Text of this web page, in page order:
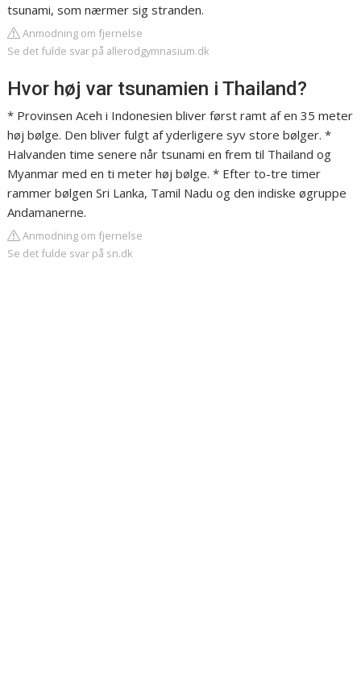
tsunami, som nærmer sig stranden.
Anmodning om fjernelse
Se det fulde svar på allerodgymnasium.dk
Hvor høj var tsunamien i Thailand?
* Provinsen Aceh i Indonesien bliver først ramt af en 35 meter
høj bølge. Den bliver fulgt af yderligere syv store bølger. *
Halvanden time senere når tsunami en frem til Thailand og
Myanmar med en ti meter høj bølge. * Efter to-tre timer
rammer bølgen Sri Lanka, Tamil Nadu og den indiske øgruppe
Andamanerne.
Anmodning om fjernelse
Se det fulde svar på sn.dk